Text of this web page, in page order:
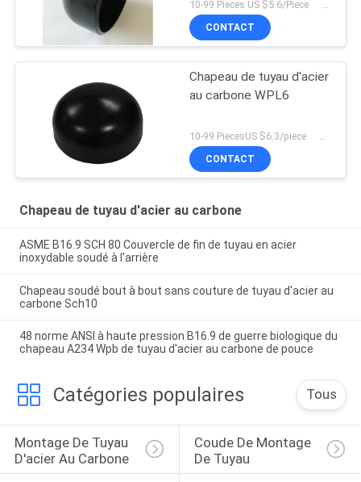
10-99 Pieces US $5.6/Piece 100-199 Pieces US $4.2/Piece 200+ Pieces US $3.9/piece MOQ:10 morceaux
CONTACT
Chapeau de tuyau d'acier
au carbone WPL6
CONTACT
Chapeau de tuyau d'acier au carbone
ASME B16.9 SCH 80 Couvercle de fin de tuyau en acier
inoxydable soudé à l'arrière
Chapeau soudé bout à bout sans couture de tuyau d'acier au
carbone Sch10
48 norme ANSI à haute pression B16.9 de guerre biologique du
chapeau A234 Wpb de tuyau d'acier au carbone de pouce
Catégories populaires Tous
Montage De Tuyau
D'acier Au Carbone
Coude De Montage
De Tuyau